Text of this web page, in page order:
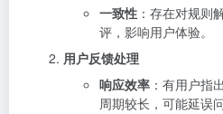
一致性 ：存在对规则
评，影响用户体验。
用户反馈处理
响应效率 ：有用户指
周期较长，可能延误